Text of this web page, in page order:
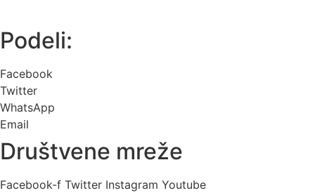
Podeli:
Facebook
Twitter
WhatsApp
Email
Društvene mreže
Facebook-f Twitter Instagram Youtube